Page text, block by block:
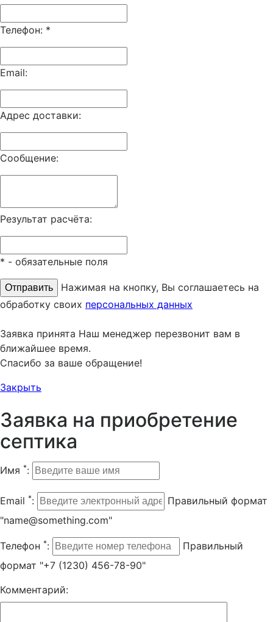
Телефон: *
Email:
Адрес доставки:
Сообщение:
Результат расчёта:
* - обязательные поля
Нажимая на кнопку, Вы соглашаетесь на
обработку своих персональных данных
Заявка принята Наш менеджер перезвонит вам в
ближайшее время.
Спасибо за ваше обращение!
Закрыть
Заявка на приобретение
септика
Имя *:
Email *:
Правильный формат
"name@something.com"
Телефон *:
Правильный
формат "+7 (1230) 456-78-90"
Комментарий: